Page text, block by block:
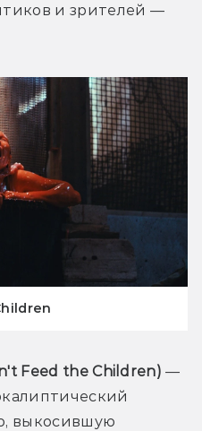
и зрителей —
Feed the Children) —
выкосившую